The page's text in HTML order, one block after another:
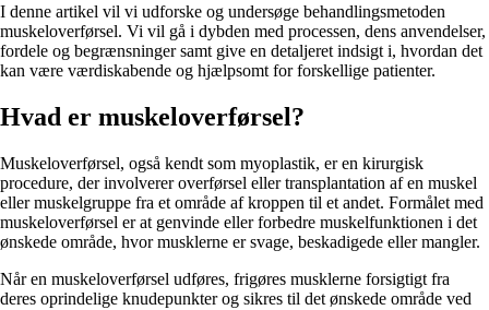
I denne artikel vil vi udforske og undersøge behandlingsmetoden
muskeloverførsel. Vi vil gå i dybden med processen, dens anvendelser,
fordele og begrænsninger samt give en detaljeret indsigt i, hvordan det
kan være værdiskabende og hjælpsomt for forskellige patienter.
Hvad er muskeloverførsel?
Muskeloverførsel, også kendt som myoplastik, er en kirurgisk
procedure, der involverer overførsel eller transplantation af en muskel
eller muskelgruppe fra et område af kroppen til et andet. Formålet med
muskeloverførsel er at genvinde eller forbedre muskelfunktionen i det
ønskede område, hvor musklerne er svage, beskadigede eller mangler.
Når en muskeloverførsel udføres, frigøres musklerne forsigtigt fra
deres oprindelige knudepunkter og sikres til det ønskede område ved